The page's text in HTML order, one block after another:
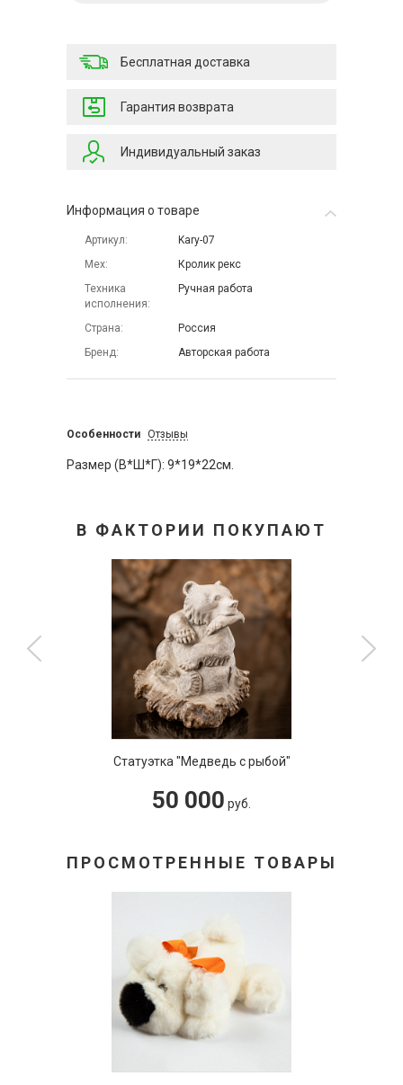
Бесплатная доставка
Гарантия возврата
Индивидуальный заказ
Информация о товаре
Артикул
Kary-07
Мех
Кролик рекс
Техника
исполнения
Ручная работа
Страна
Россия
Бренд
Авторская работа
Особенности Отзывы
Размер (В*Ш*Г): 9*19*22см.
В ФАКТОРИИ ПОКУПАЮТ
Статуэтка "Медведь с рыбой"
50 000 руб.
ПРОСМОТРЕННЫЕ ТОВАРЫ